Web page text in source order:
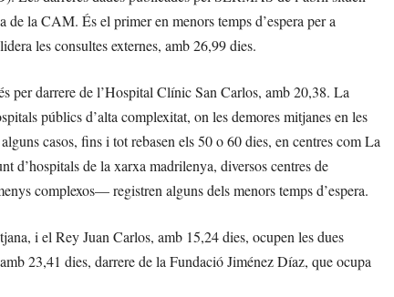
de la CAM. És el primer en menors temps d’espera per a
les consultes externes, amb 26,99 dies.
per darrere de l’Hospital Clínic San Carlos, amb 20,38. La
públics d’alta complexitat, on les demores mitjanes en les
casos, fins i tot rebasen els 50 o 60 dies, en centres com La
d’hospitals de la xarxa madrilenya, diversos centres de
complexos— registren alguns dels menors temps d’espera.
i el Rey Juan Carlos, amb 15,24 dies, ocupen les dues
23,41 dies, darrere de la Fundació Jiménez Díaz, que ocupa